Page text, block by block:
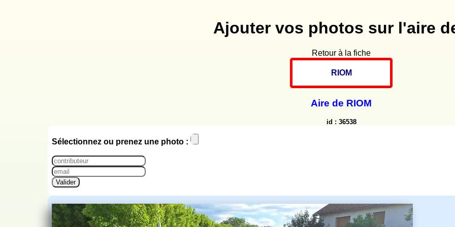
Ajouter vos photos sur l'aire
Retour à la fiche
RIOM
Aire de RIOM
id : 36538
Sélectionnez ou prenez une photo :
Valider